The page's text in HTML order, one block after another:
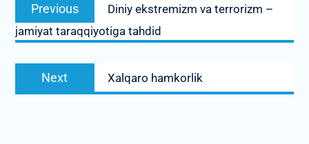
menyusi
Previous
post:
Diniy ekstremizm va terrorizm –
jamiyat taraqqiyotiga tahdid
Next
post:
Xalqaro hamkorlik